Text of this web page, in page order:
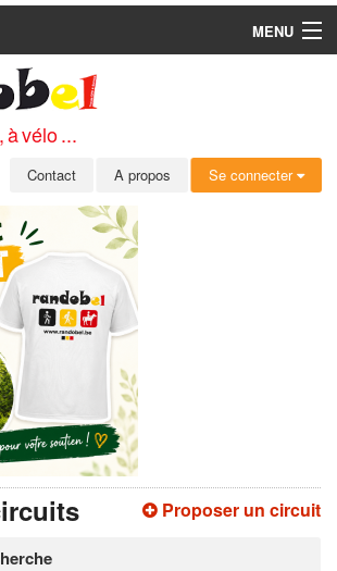
MENU
à vélo ...
Contact A propos Se connecter
Proposer un circuit